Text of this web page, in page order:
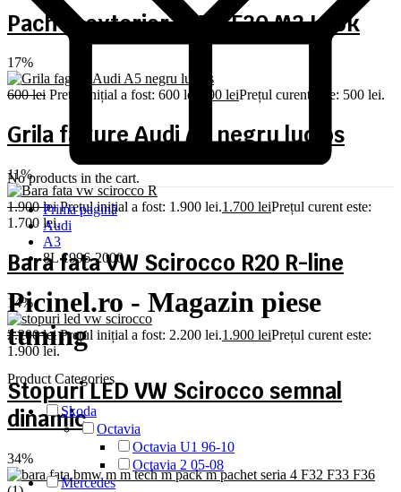
Pachet exterior BMW F30 M3 Look
17%
600lei Prețul inițial a fost: 600 lei. 500 leiPrețul curent este: 500 lei.
Grila fagure Audi A5 negru lucios
11%
1.900lei Prețul inițial a fost: 1.900 lei.1.700 leiPrețul curent este:
1.700 lei.
Bara fata VW Scirocco R20 R-line
14%
2.200lei Prețul inițial a fost: 2.200 lei.1.900 leiPrețul curent este:
1.900 lei.
Stopuri LED VW Scirocco semnal
dinamic
34%
No products in the cart.
Prima pagină
Audi
A3
8L 1996-2000
Picinel.ro - Magazin piese
tuning
Product Categories
Skoda
Octavia
Octavia U1 96-10
Octavia 2 05-08
Mercedes